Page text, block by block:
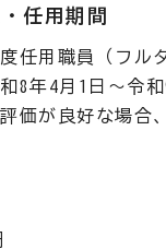
任用期間
任用職員（フル
8年4月1日～令和
が良好な場合